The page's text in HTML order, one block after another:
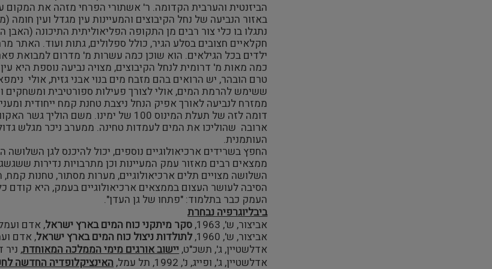
הביזנטית והערבית הקדומה. ר' אשתורי הפרחי מזהה את המקום
באזור הנביעה של נחל הקיבוצים והמעיינות עין מגדל ועין חומה
נתגלו בו כלי צור רבים מן התקופה הפליאוליתית התיכונה
חקלאיים חצובים בסלע הגיר, כולל ספלולים, גתות ועוד. האתר
ילדים בכל הגילאים. הוא שוכן כמה עשרות מ' מדרום למבואת
כמה מאות מ' דרומית לנחל הקיבוצים, מצויה נביעה נוספת היא
טרם הובהר, יש הרואים בהם מזבח מים בנוי אבני גזית, אולי
ששימש להרמת המים, אולי לצורך פעילות ספורטיבית ומשחקים
ממזרח לנביעה לאורך אפיק הנחל ניצבת טחנת קמח ייחודית
דומה לזה של תעלת המינוס 100 של
ארובה שהוליכו את המים לעמדות טחינה. ממערב ניכר מגלש
העותמנית.
החפץ בשרידים ארכיאולוגיים נוספים, יכול להיכנס לגן השלושה
ממצאים רבים מאזור עמק המעיינות וכן מתרבויות נדירות
השלושה מצויים תלים ארכיאולוגיים, מערות מסתור, טחנות קמח,
הסיבה לעושר העצום בממצאים ארכיאולוגיים בעמק, היא קודם
העמק כבר בתלמוד: "פתחו של גן העדן".
ביבליוגרפיה נבחרת
אביצור, ש', 1963,
סקר מיתקני כוח המים בארץ ישראל, אדם
אביצור, ש', 1960,
לתולדות ניצול כוח המים בארץ ישראל, אדם
אדלשטיין, ג', תשכ"ט,יישוב אורגים מימי הממלכה המאוחדת, ניר
אדלשטיין, ג', ופייג, נ', 1992, תל עמל,
האינציקלופדיה החדשה